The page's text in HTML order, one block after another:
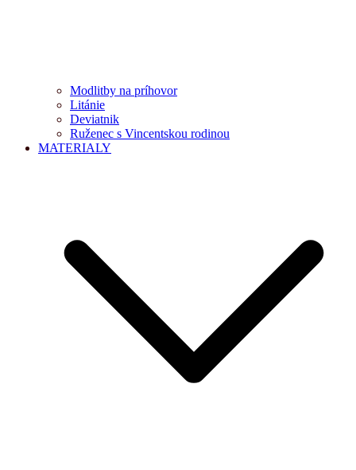
Modlitby na príhovor
Litánie
Deviatnik
Ruženec s Vincentskou rodinou
MATERIALY